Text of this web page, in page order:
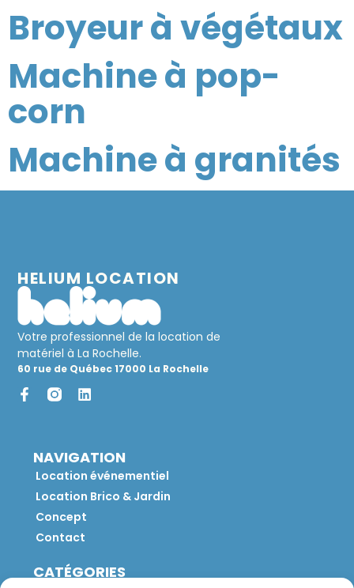
Broyeur à végétaux
Machine à pop-
corn
Machine à granités
HELIUM LOCATION
Votre professionnel de la location de
matériel à La Rochelle.
60 rue de Québec 17000 La Rochelle
NAVIGATION
Location événementiel
Location Brico & Jardin
Concept
Contact
CATÉGORIES